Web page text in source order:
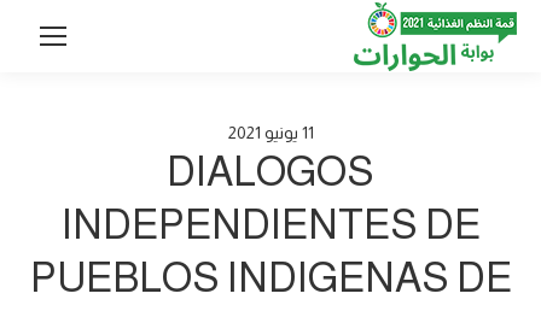
11 يونيو 2021
DIALOGOS
INDEPENDIENTES DE
PUEBLOS INDIGENAS DE